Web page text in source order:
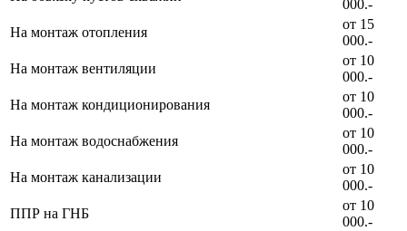
000.-
На монтаж отопления
от 15
000.-
На монтаж вентиляции
от 10
000.-
На монтаж кондиционирования
от 10
000.-
На монтаж водоснабжения
от 10
000.-
На монтаж канализации
от 10
000.-
ППР на ГНБ
от 10
000.-